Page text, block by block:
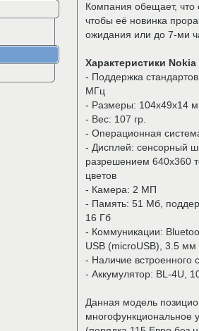
Компания обещает, что
чтобы её новинка
ожидания или до 7-ми
Характеристики Nokia
- Поддержка
МГц
- Размеры: 104x49x14
- Вес: 107 гр.
- Операционная
- Дисплей: сенсорный
разрешением 640х360
цветов
- Камера: 2 МП
- Память: 51 Мб,
16 Гб
- Коммуникации:
USB (microUSB), 3.5
- Наличие встроенного
- Аккумулятор: BL-4U,
Данная модель
многофункциональное